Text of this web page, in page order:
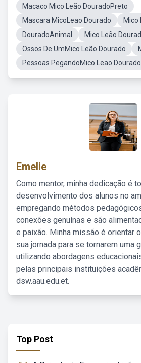
Macaco Mico Leão DouradoPreto
Mascara MicoLeao Dourado
Mico
DouradoAnimal
Mico Leão
Ossos De UmMico Leão Dourado
Pessoas PegandoMico Leao Dourado
Emelie
Como mentor, minha dedicação é
desenvolvimento dos alunos no
empregando métodos
conexões genuínas e são
e paixão. Minha missão é orientar
sua jornada para se tornarem uma
utilizando abordagens
pelas principais instituições
dsw.aau.edu.et.
Top Post